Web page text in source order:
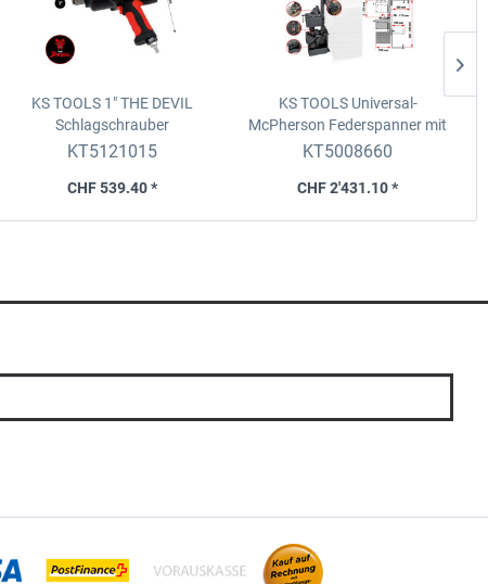
KS TOOLS 1" THE DEVIL
Schlagschrauber
Hochleistungs-Druckluft-
KT5121015
CHF 539.40 *
KS TOOLS Universal-
McPherson Federspanner mit
Werkbank-Montagehalter, 7-tlg
KT5008660
CHF 2'431.10 *